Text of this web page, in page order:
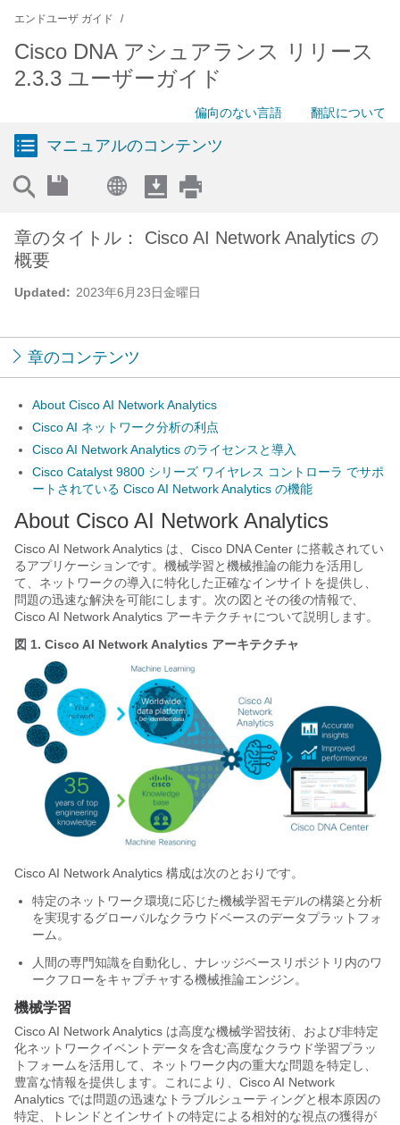
エンドユーザ ガイド
Cisco DNA アシュアランス リリース
2.3.3 ユーザーガイド
偏向のない言語 翻訳について
マニュアルのコンテンツ
Updated: 2023年6月23日金曜日
章のタイトル： Cisco AI Network Analytics の
概要
章のコンテンツ
About Cisco AI Network Analytics
Cisco AI ネットワーク分析の利点
Cisco AI Network Analytics のライセンスと導入
Cisco Catalyst 9800 シリーズ ワイヤレス コントローラ でサポ
ートされている Cisco AI Network Analytics の機能
About Cisco AI Network Analytics
Cisco AI Network Analytics は、 Cisco DNA Center に搭載されてい
るアプリケーションです。機械学習と機械推論の能力を活用し
て、ネットワークの導入に特化した正確なインサイトを提供し、
問題の迅速な解決を可能にします。次の図とその後の情報で、
Cisco AI Network Analytics アーキテクチャについて説明します。
図 1. Cisco AI Network Analytics アーキテクチャ
Cisco AI Network Analytics 構成は次のとおりです。
特定のネットワーク環境に応じた機械学習モデルの構築と分析
を実現するグローバルなクラウドベースのデータプラットフォ
ーム。
人間の専門知識を自動化し、ナレッジベースリポジトリ内のワ
ークフローをキャプチャする機械推論エンジン。
機械学習
Cisco AI Network Analytics は高度な機械学習技術、および非特定
化ネットワークイベントデータを含む高度なクラウド学習プラッ
トフォームを活用して、ネットワーク内の重大な問題を特定し、
豊富な情報を提供します。これにより、 Cisco AI Network
Analytics では問題の迅速なトラブルシューティングと根本原因の
特定、トレンドとインサイトの特定による相対的な視点の獲得が